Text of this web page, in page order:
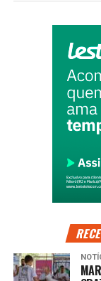
cenário da
hexacampeonato.
Além da
poderá
especialmente
pré-jogo,
A iniciativa
cidade,